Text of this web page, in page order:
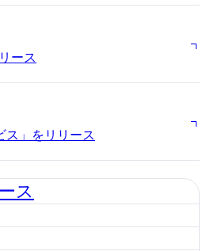
ース
ス」をリリース
ス